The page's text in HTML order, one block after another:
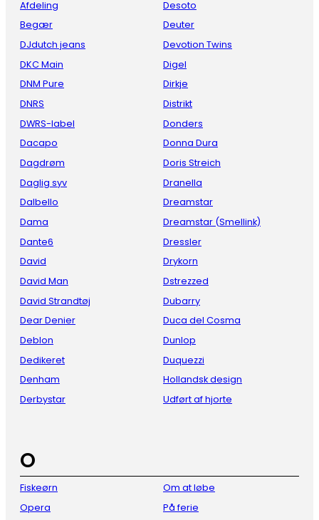
Afdeling
Begær
DJdutch jeans
DKC Main
DNM Pure
DNRS
DWRS-label
Dacapo
Dagdrøm
Daglig syv
Dalbello
Dama
Dante6
David
David Man
David Strandtøj
Dear Denier
Deblon
Dedikeret
Denham
Derbystar
Desoto
Deuter
Devotion Twins
Digel
Dirkje
Distrikt
Donders
Donna Dura
Doris Streich
Dranella
Dreamstar
Dreamstar (Smellink)
Dressler
Drykorn
Dstrezzed
Dubarry
Duca del Cosma
Dunlop
Duquezzi
Hollandsk design
Udført af hjorte
O
Fiskeørn
Opera
Om at løbe
På ferie